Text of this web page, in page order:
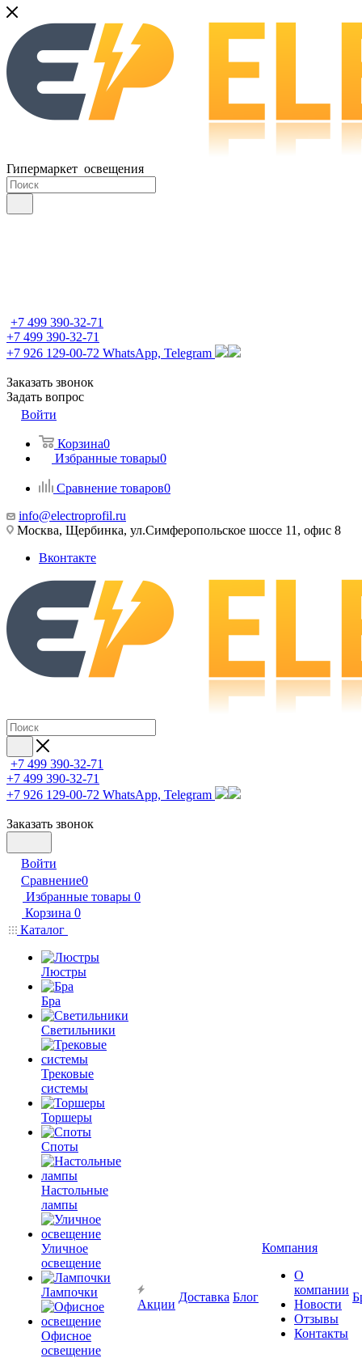
Гипермаркет освещения
+7 499 390-32-71
+7 499 390-32-71
+7 926 129-00-72 WhatsApp, Telegram
Заказать звонок
Задать вопрос
Войти
Корзина0
Избранные товары0
Сравнение товаров0
info@electroprofil.ru
Москва, Щербинка, ул.Симферопольское шоссе 11, офис 8
Вконтакте
+7 499 390-32-71
+7 499 390-32-71
+7 926 129-00-72 WhatsApp, Telegram
Заказать звонок
Войти
Сравнение0
Избранные товары 0
Корзина 0
Каталог
Люстры
Бра
Светильники
Трековые
системы
Торшеры
Споты
Настольные
лампы
Уличное
освещение
Лампочки
Офисное
освещение
Акции
Доставка Блог
Компания
О
компании
Новости
Отзывы
Контакты